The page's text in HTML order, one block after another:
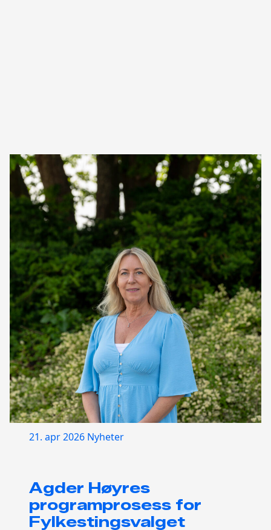
21. apr 2026 Nyheter
Agder Høyres
programprosess for
Fylkestingsvalget